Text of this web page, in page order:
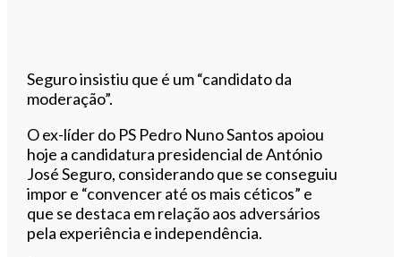
Seguro insistiu que é um “candidato da
moderação”.
O ex-líder do PS Pedro Nuno Santos apoiou
hoje a candidatura presidencial de António
José Seguro, considerando que se conseguiu
impor e “convencer até os mais céticos” e
que se destaca em relação aos adversários
pela experiência e independência.